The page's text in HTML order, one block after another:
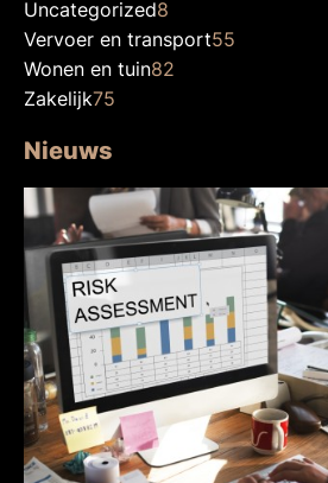
Uncategorized8
Vervoer en transport55
Wonen en tuin82
Zakelijk75
Nieuws